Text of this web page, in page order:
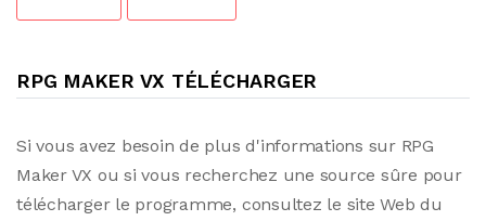
RPG MAKER VX TÉLÉCHARGER
Si vous avez besoin de plus d'informations sur RPG
Maker VX ou si vous recherchez une source sûre pour
télécharger le programme, consultez le site Web du